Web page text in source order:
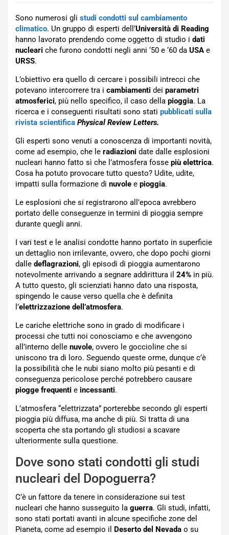
Sono numerosi gli studi condotti sul cambiamento
climatico. Un gruppo di esperti dell’Università di Reading
hanno lavorato prendendo come oggetto di studio i dati
nucleari che furono condotti negli anni ‘50 e ‘60 da USA e
URSS.
L’obiettivo era quello di cercare i possibili intrecci che
potevano intercorrere tra i cambiamenti dei parametri
atmosferici, più nello specifico, il caso della pioggia. La
ricerca e i conseguenti risultati sono stati pubblicati sulla
rivista scientifica Physical Review Letters.
Gli esperti sono venuti a conoscenza di importanti novità,
come ad esempio, che le radiazioni date dalle esplosioni
nucleari hanno fatto sì che l’atmosfera fosse più elettrica.
Cosa ha potuto provocare tutto questo? Udite, udite,
impatti sulla formazione di nuvole e pioggia.
Le esplosioni che si registrarono all’epoca avrebbero
portato delle conseguenze in termini di pioggia sempre
durante quegli anni.
I vari test e le analisi condotte hanno portato in superficie
un dettaglio non irrilevante, ovvero, che dopo pochi giorni
dalle deflagrazioni, gli episodi di pioggia aumentarono
notevolmente arrivando a segnare addirittura il 24% in più.
A tutto questo, gli scienziati hanno dato una risposta,
spingendo le cause verso quella che è definita
l’elettrizzazione dell’atmosfera.
Le cariche elettriche sono in grado di modificare i
processi che tutti noi conosciamo e che avvengono
all’interno delle nuvole, ovvero le goccioline che si
uniscono tra di loro. Seguendo queste orme, dunque c’è
la possibilità che le nubi siano molto più pesanti e di
conseguenza pericolose perché potrebbero causare
piogge frequenti e incessanti.
L’atmosfera “elettrizzata” porterebbe secondo gli esperti
pioggia più diffusa, ma anche di più. Si tratta di una
scoperta che sta portando gli studiosi a scavare
ulteriormente sulla questione.
Dove sono stati condotti gli studi
nucleari del Dopoguerra?
C’è un fattore da tenere in considerazione sui test
nucleari che hanno susseguito la guerra. Gli studi, infatti,
sono stati portati avanti in alcune specifiche zone del
Pianeta, come ad esempio il
Deserto del Nevada o su